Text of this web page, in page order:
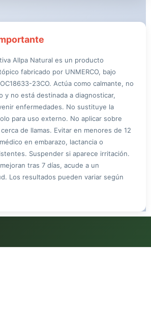
Allpa Natural es un producto
fabricado por UNMERCO, bajo
23CO. Actúa como calmante, no
y no está destinada a diagnosticar,
enfermedades. No sustituye la
para uso externo. No aplicar sobre
de llamas. Evitar en menores de 12
en embarazo, lactancia o
Suspender si aparece irritación.
tras 7 días, acude a un
Los resultados pueden variar según